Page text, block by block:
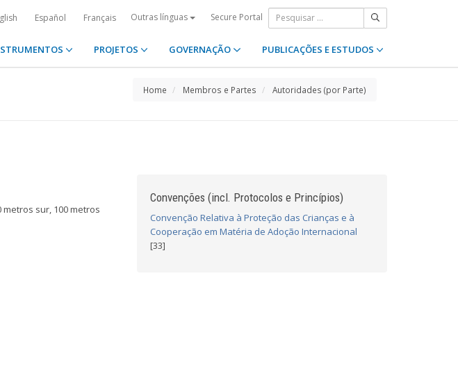
Español Français Outras línguas Secure Portal
PROJETOS GOVERNAÇÃO PUBLICAÇÕES E ESTUDOS
Home Membros e Partes Autoridades (por Parte)
metros sur, 100 metros
Convenções (incl. Protocolos e Princípios)
Convenção Relativa à Proteção das Crianças e à
Cooperação em Matéria de Adoção Internacional
[33]